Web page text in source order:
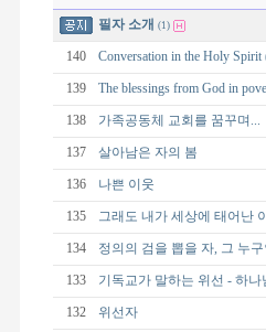
필자 소개 (1)
140 Conversation in the Holy
139 The blessings from God in
138 가족공동체 교회를 꿈꾸며...
137 살아남은 자의 봄
136 나쁜 이웃
135 그래도 내가 세상에 태어난
134 정의의 검을 뽑을 자, 그 누구
133 기독교가 말하는 위선 - 하
132 위선자